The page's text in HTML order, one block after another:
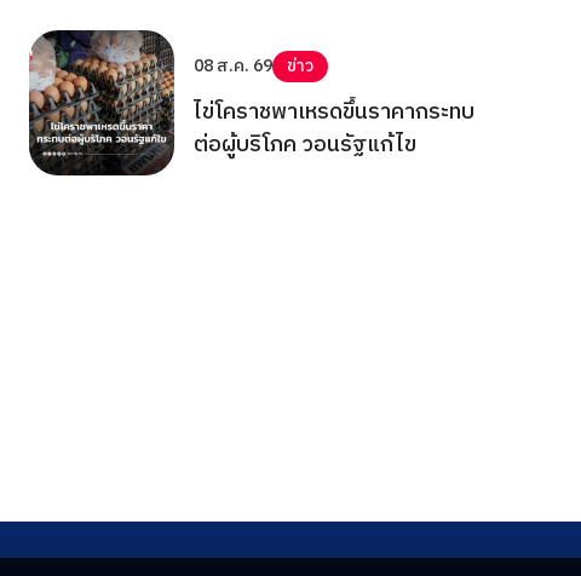
08 ส.ค. 69 ข่าว
ไข่โคราชพาเหรดขึ้นราคากระทบ
ต่อผู้บริโภค วอนรัฐแก้ไข